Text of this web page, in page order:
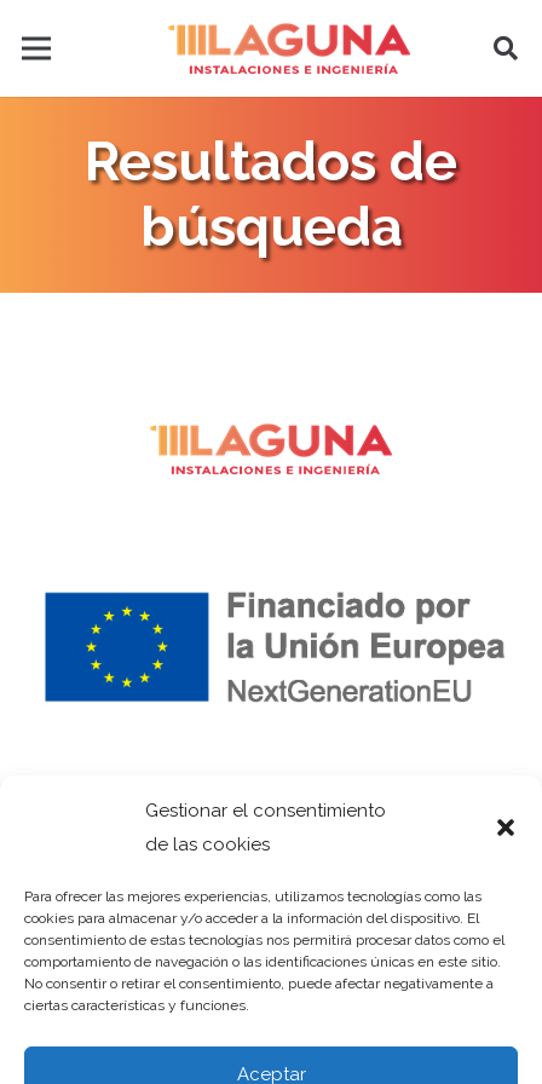
Gestionar el consentimiento
de las cookies
Para ofrecer las mejores experiencias, utilizamos tecnologías como las
cookies para almacenar y/o acceder a la información del dispositivo. El
consentimiento de estas tecnologías nos permitirá procesar datos como el
comportamiento de navegación o las identificaciones únicas en este sitio.
No consentir o retirar el consentimiento, puede afectar negativamente a
ciertas características y funciones.
Aceptar
Resultados de
búsqueda